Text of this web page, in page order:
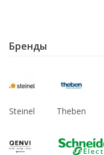
Бренды
Steinel Theben